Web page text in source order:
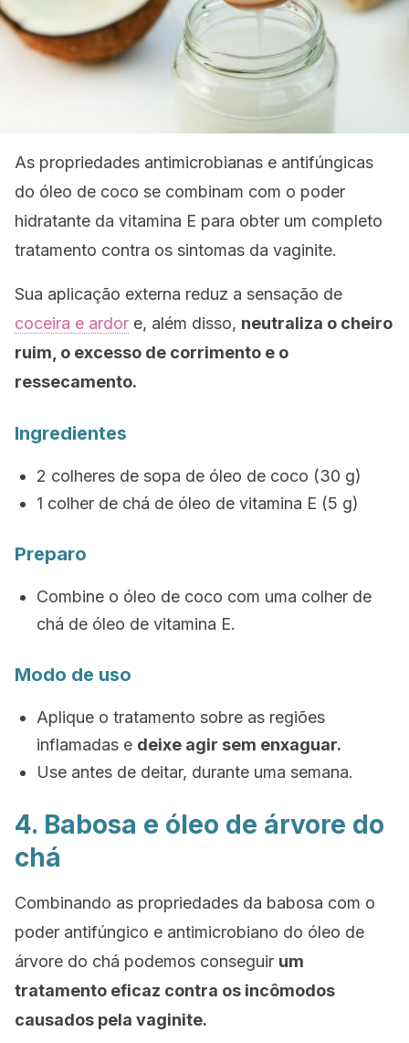
As propriedades antimicrobianas e antifúngicas
do óleo de coco se combinam com o poder
hidratante da vitamina E para obter um completo
tratamento contra os sintomas da vaginite.
Sua aplicação externa reduz a sensação de
coceira e ardor e, além disso, neutraliza o cheiro
ruim, o excesso de corrimento e o
ressecamento.
Ingredientes
2 colheres de sopa de óleo de coco (30 g)
1 colher de chá de óleo de vitamina E (5 g)
Preparo
Combine o óleo de coco com uma colher de
chá de óleo de vitamina E.
Modo de uso
Aplique o tratamento sobre as regiões
inflamadas e deixe agir sem enxaguar.
Use antes de deitar, durante uma semana.
4. Babosa e óleo de árvore do
chá
Combinando as propriedades da babosa com o
poder antifúngico e antimicrobiano do óleo de
árvore do chá podemos conseguir um
tratamento eficaz contra os incômodos
causados pela vaginite.